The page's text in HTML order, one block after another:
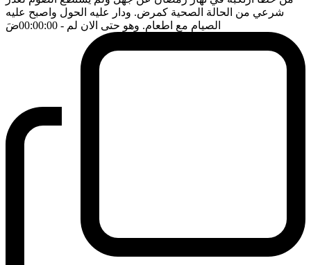
شرعي من الحالة الصحية كمرض. ودار عليه الحول واصبح عليه
الصيام مع اطعام. وهو حتى الان لم - 00:00:00 ضَ